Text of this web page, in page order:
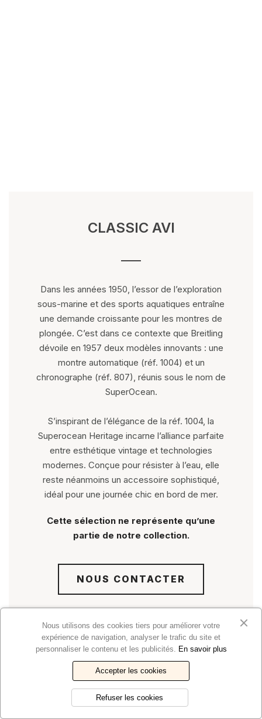
CLASSIC AVI
Dans les années 1950, l’essor de l’exploration
sous-marine et des sports aquatiques entraîne
une demande croissante pour les montres de
plongée. C’est dans ce contexte que Breitling
dévoile en 1957 deux modèles innovants : une
montre automatique (réf. 1004) et un
chronographe (réf. 807), réunis sous le nom de
SuperOcean.
S’inspirant de l’élégance de la réf. 1004, la
Superocean Heritage incarne l’alliance parfaite
entre esthétique vintage et technologies
modernes. Conçue pour résister à l’eau, elle
reste néanmoins un accessoire sophistiqué,
idéal pour une journée chic en bord de mer.
Cette sélection ne représente qu’une
partie de notre collection.
NOUS CONTACTER
Classic AVI Chronograph 42 P-51 Mustang
5 800,00 €
Nous utilisons des cookies tiers pour améliorer votre
expérience de navigation, analyser le trafic du site et
personnaliser le contenu et les publicités. En savoir plus
Accepter les cookies
Refuser les cookies